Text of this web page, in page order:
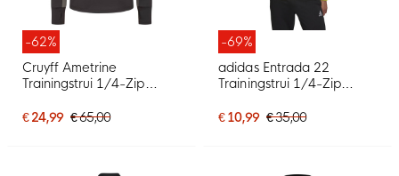
-62%
Cruyff Ametrine
Trainingstrui 1/4-Zip
€ 24,99 € 65,00
-69%
adidas Entrada 22
Trainingstrui 1/4-Zip
€ 10,99 € 35,00